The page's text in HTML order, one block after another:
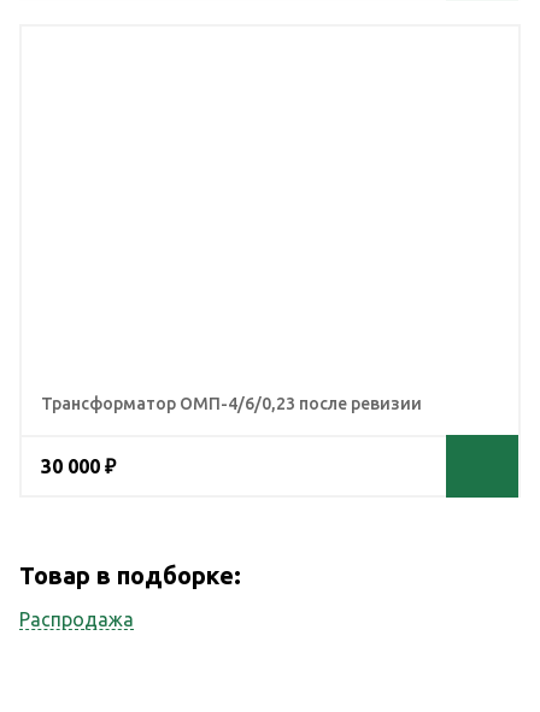
Трансформатор ОМП-4/6/0,23 после ревизии
30 000 ₽
Товар в подборке:
Распродажа